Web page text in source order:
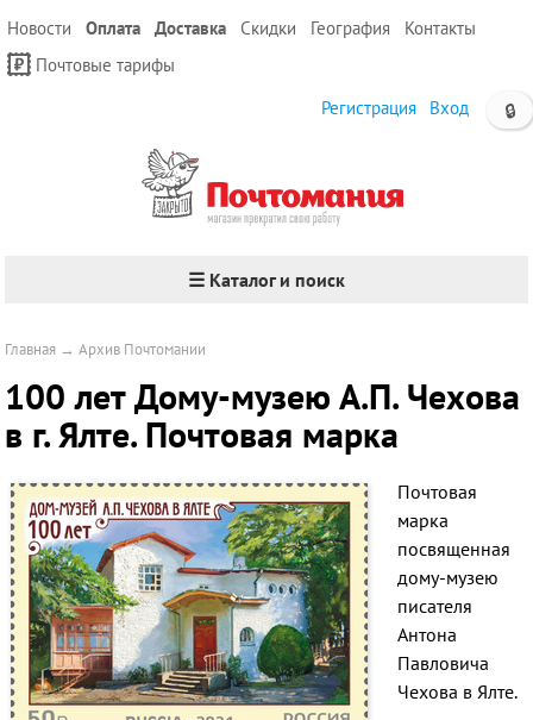
Новости Оплата Доставка Скидки География
Контакты
Почтовые тарифы
🔒
Регистрация Вход
☰ Каталог и поиск
Главная →Архив Почтомании
100 лет Дому-музею А.П. Чехова
в г. Ялте. Почтовая марка
Почтовая
марка
посвященная
дому-музею
писателя
Антона
Павловича
Чехова в Ялте.